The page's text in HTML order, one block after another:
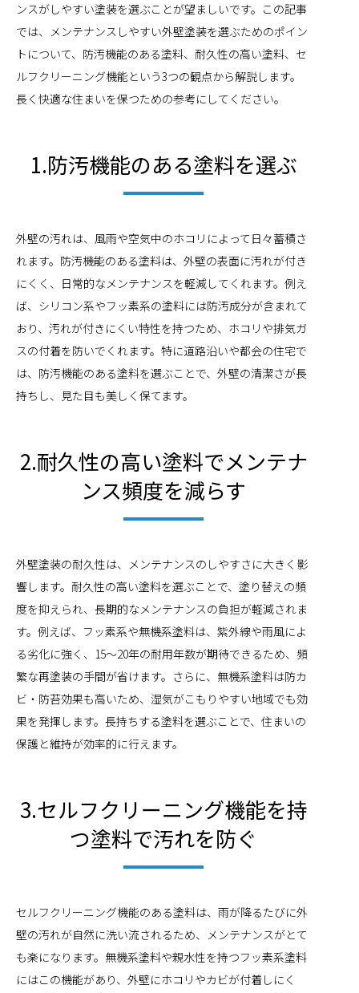
ンスがしやすい塗装を選ぶことが望ましいです。この記事
では、メンテナンスしやすい外壁塗装を選ぶためのポイン
トについて、防汚機能のある塗料、耐久性の高い塗料、セ
ルフクリーニング機能という3つの観点から解説します。
長く快適な住まいを保つための参考にしてください。
1.防汚機能のある塗料を選ぶ
外壁の汚れは、風雨や空気中のホコリによって日々蓄積さ
れます。防汚機能のある塗料は、外壁の表面に汚れが付き
にくく、日常的なメンテナンスを軽減してくれます。例え
ば、シリコン系やフッ素系の塗料には防汚成分が含まれて
おり、汚れが付きにくい特性を持つため、ホコリや排気ガ
スの付着を防いでくれます。特に道路沿いや都会の住宅で
は、防汚機能のある塗料を選ぶことで、外壁の清潔さが長
持ちし、見た目も美しく保てます。
2.耐久性の高い塗料でメンテナ
ンス頻度を減らす
外壁塗装の耐久性は、メンテナンスのしやすさに大きく影
響します。耐久性の高い塗料を選ぶことで、塗り替えの頻
度を抑えられ、長期的なメンテナンスの負担が軽減されま
す。例えば、フッ素系や無機系塗料は、紫外線や雨風によ
る劣化に強く、15〜20年の耐用年数が期待できるため、頻
繁な再塗装の手間が省けます。さらに、無機系塗料は防カ
ビ・防苔効果も高いため、湿気がこもりやすい地域でも効
果を発揮します。長持ちする塗料を選ぶことで、住まいの
保護と維持が効率的に行えます。
3.セルフクリーニング機能を持
つ塗料で汚れを防ぐ
セルフクリーニング機能のある塗料は、雨が降るたびに外
壁の汚れが自然に洗い流されるため、メンテナンスがとて
も楽になります。無機系塗料や親水性を持つフッ素系塗料
にはこの機能があり、外壁にホコリやカビが付着しにく